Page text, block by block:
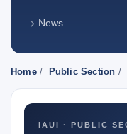
News
Home/ Public Section /
IAUI · PUBLIC